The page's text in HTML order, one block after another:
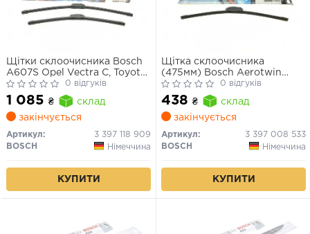
Щітки склоочисника Bosch
A607S Opel Vectra C, Toyota
RAV4
0 відгуків
1 085 ₴
склад
закінчується
Артикул:
3 397 118 909
BOSCH
Німеччина
КУПИТИ
Щітка склоочисника
(475мм) Bosch Aerotwin
Retro
0 відгуків
438 ₴
склад
закінчується
Артикул:
3 397 008 533
BOSCH
Німеччина
КУПИТИ